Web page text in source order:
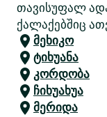
თავისუფალ
ქალაქებშიც
მეხიკო
ტიხუანა
კორდობა
ჩიხუახუა
მერიდა